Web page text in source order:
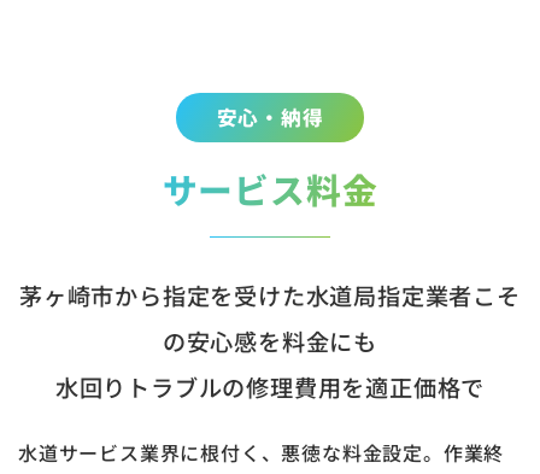
安心・納得
サービス料金
茅ヶ崎市から指定を受けた水道局指定業者こそ
の安心感を料金にも
水回りトラブルの修理費用を適正価格で
水道サービス業界に根付く、悪徳な料金設定。作業終